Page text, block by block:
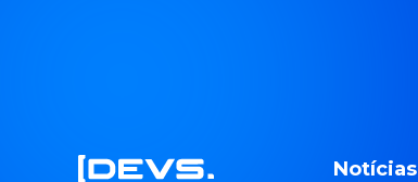
Notícias